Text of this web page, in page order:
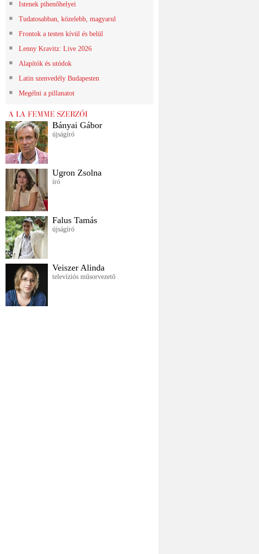
Istenek pihenőhelyei
Tudatosabban, közelebb, magyarul
Frontok a testen kívül és belül
Lenny Kravitz: Live 2026
Alapítók és utódok
Latin szenvedély Budapesten
Megélni a pillanatot
Bányai Gábor
újságíró
Ugron Zsolna
író
Falus Tamás
újságíró
Veiszer Alinda
televíziós műsorvezető